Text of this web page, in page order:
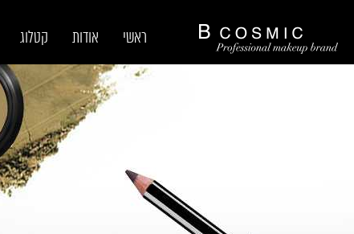
ראשי אודות קטלוג